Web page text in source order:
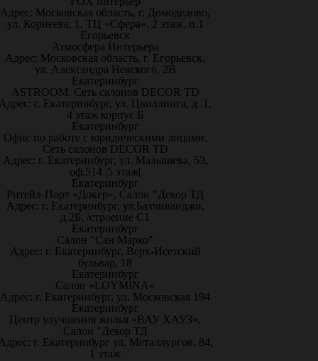
Адрес: Московская область, г. Домодедово,
ул. Корнеева, 1, ТЦ «Сфера», 2 этаж, п.1
Егорьевск
Атмосфера Интерьера
Адрес: Московская область, г. Егорьевск,
ул. Александра Невского, 2В
Екатеринбург
ASTROOM. Сеть салонов DECOR TD
г. Екатеринбург, ул. Цвиллинга, д .1,
4 этаж корпус Б
Екатеринбург
Офис по работе с юридическими лицами.
Сеть салонов DECOR TD
Адрес: г. Екатеринбург, ул. Малышева, 53,
оф.514 |5 этаж|
Екатеринбург
Ритейл-Порт «Докер», Салон "Декор ТД
Адрес: г. Екатеринбург, ул.Бахчиванджи,
д.2Б, /строение С1
Екатеринбург
Салон "Сан Марко"
Адрес: г. Екатеринбург, Верх-Исетский
бульвар, 18
Екатеринбург
Салон «LOYMINA»
Адрес: г. Екатеринбург, ул. Московская 194
Екатеринбург
Центр улучшения жилья «ВАУ ХАУЗ»,
Салон "Декор ТД
г. Екатеринбург ул. Металлургов, 84,
1 этаж